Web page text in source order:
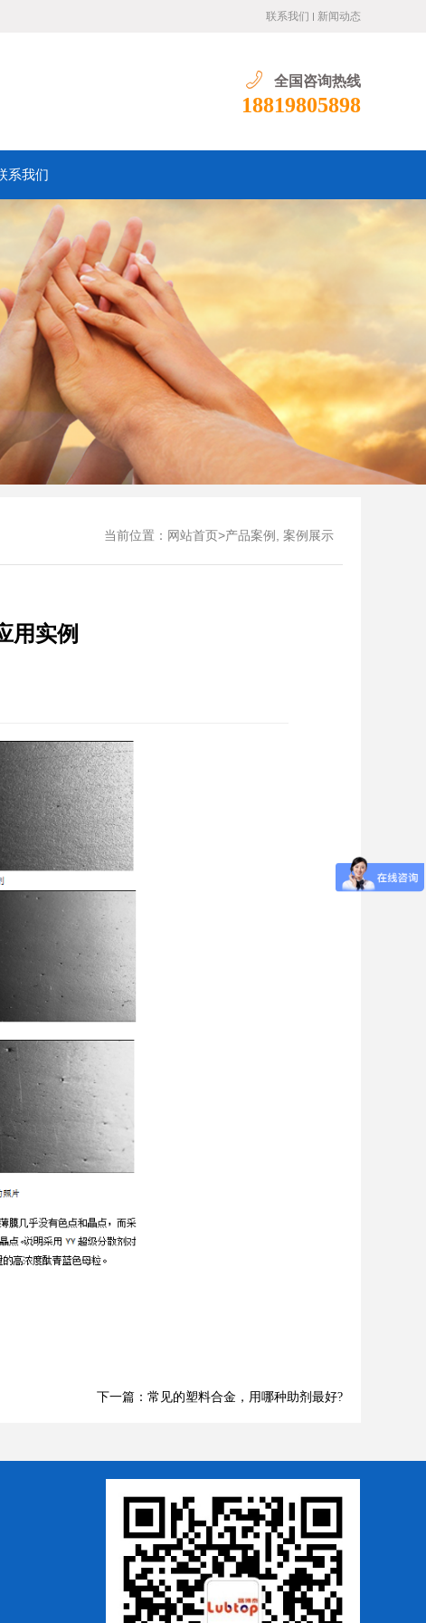
联系我们 新闻动态
全国咨询热线
18819805898
系我们
当前位置： 网站首页 >产品案例 案例展示
用实例
下一篇：常见的塑料合金，用哪种助剂最好?